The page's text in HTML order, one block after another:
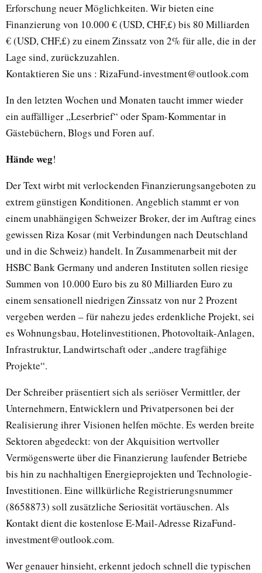
Erforschung neuer Möglichkeiten. Wir bieten eine
Finanzierung von 10.000 € (USD, CHF,£) bis 80 Milliarden
€ (USD, CHF,£) zu einem Zinssatz von 2% für alle, die in der
Lage sind, zurückzuzahlen.
Kontaktieren Sie uns : RizaFund-investment@outlook.com
In den letzten Wochen und Monaten taucht immer wieder
ein auffälliger „Leserbrief“ oder Spam-Kommentar in
Gästebüchern, Blogs und Foren auf.
Hände weg!
Der Text wirbt mit verlockenden Finanzierungsangeboten zu
extrem günstigen Konditionen. Angeblich stammt er von
einem unabhängigen Schweizer Broker, der im Auftrag eines
gewissen Riza Kosar (mit Verbindungen nach Deutschland
und in die Schweiz) handelt. In Zusammenarbeit mit der
HSBC Bank Germany und anderen Instituten sollen riesige
Summen von 10.000 Euro bis zu 80 Milliarden Euro zu
einem sensationell niedrigen Zinssatz von nur 2 Prozent
vergeben werden – für nahezu jedes erdenkliche Projekt, sei
es Wohnungsbau, Hotelinvestitionen, Photovoltaik-Anlagen,
Infrastruktur, Landwirtschaft oder „andere tragfähige
Projekte“.
Der Schreiber präsentiert sich als seriöser Vermittler, der
Unternehmern, Entwicklern und Privatpersonen bei der
Realisierung ihrer Visionen helfen möchte. Es werden breite
Sektoren abgedeckt: von der Akquisition wertvoller
Vermögenswerte über die Finanzierung laufender Betriebe
bis hin zu nachhaltigen Energieprojekten und Technologie-
Investitionen. Eine willkürliche Registrierungsnummer
(8658873) soll zusätzliche Seriosität vortäuschen. Als
Kontakt dient die kostenlose E-Mail-Adresse RizaFund-
investment@outlook.com.
Wer genauer hinsieht, erkennt jedoch schnell die typischen